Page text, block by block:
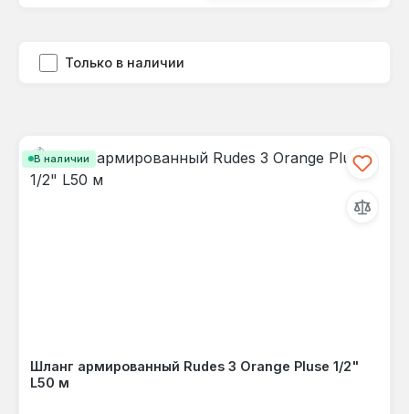
Только в наличии
В наличии
Шланг армированный Rudes 3 Orange Pluse 1/2"
L50 м